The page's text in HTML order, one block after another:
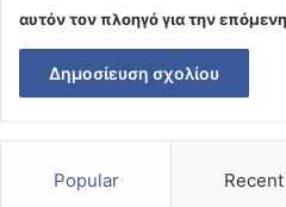
αυτόν τον πλοηγό για την
Popular Recent